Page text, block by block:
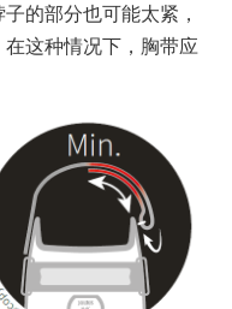
的部分也可能太紧，
这种情况下，胸带应